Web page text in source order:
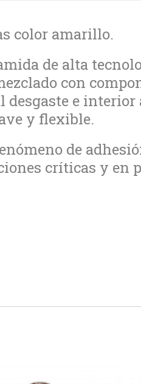
color amarillo.
de alta
con
e interior
y flexible.
de
críticas y en